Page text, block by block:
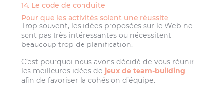
14. Le code de conduite
Pour que les activités soient une réussite
Trop souvent, les idées proposées sur le Web ne
sont pas très intéressantes ou nécessitent
beaucoup trop de planification.
C’est pourquoi nous avons décidé de vous réunir
les meilleures idées de jeux de team-building
afin de favoriser la cohésion d’équipe.